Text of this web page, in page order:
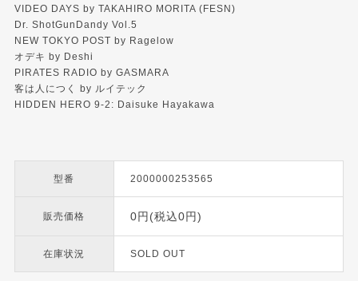
VIDEO DAYS by TAKAHIRO MORITA (FESN)
Dr. ShotGunDandy Vol.5
NEW TOKYO POST by Ragelow
オデキ by Deshi
PIRATES RADIO by GASMARA
客は人につく by ルイテック
HIDDEN HERO 9-2: Daisuke Hayakawa
型番 2000000253565
販売価格 0円(税込0円)
在庫状況 SOLD OUT